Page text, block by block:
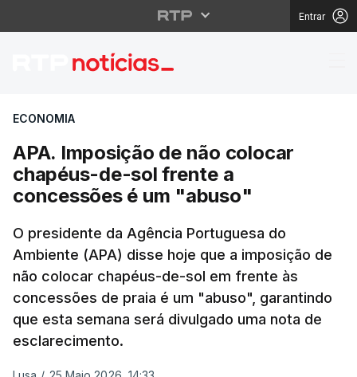
Entrar
APA. Imposição de
ECONOMIA
APA. Imposição de não colocar
chapéus-de-sol frente a
concessões é um "abuso"
O presidente da Agência Portuguesa do
Ambiente (APA) disse hoje que a imposição de
não colocar chapéus-de-sol em frente às
concessões de praia é um "abuso", garantindo
que esta semana será divulgado uma nota de
esclarecimento.